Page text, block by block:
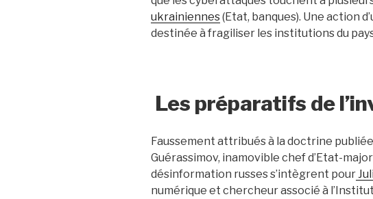
ukrainiennes(Etat, banques). Une action
destinée à fragiliser les institutions du
Les préparatifs de
Faussement attribués à la doctrine
Guérassimov, inamovible chef d’Etat-
désinformation russes s’intègrent pour
numérique et chercheur associé à